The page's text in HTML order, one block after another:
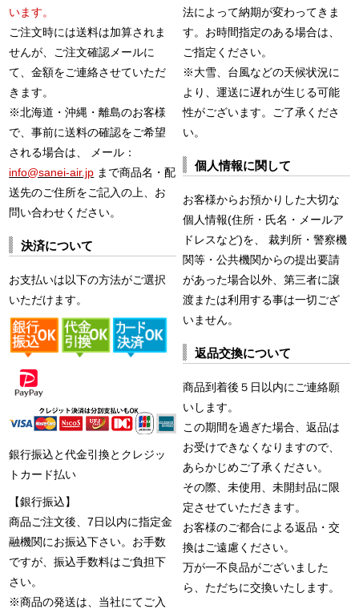
います。
ご注文時には送料は加算されま
せんが、ご注文確認メールに
て、金額をご連絡させていただ
きます。
※北海道・沖縄・離島のお客様
で、事前に送料の確認をご希望
される場合は、 メール：
info@sanei-air.jp まで商品名・配
送先のご住所をご記入の上、お
問い合わせください。
決済について
お支払いは以下の方法がご選択
いただけます。
銀行振込と代金引換とクレジッ
トカード払い
【銀行振込】
商品ご注文後、7日以内に指定金
融機関にお振込下さい。お手数
ですが、振込手数料はご負担下
さい。
※商品の発送は、当社にてご入
法によって納期が変わってきま
す。お時間指定のある場合は、
ご指定ください。
※大雪、台風などの天候状況に
より、運送に遅れが生じる可能
性がございます。ご了承くださ
い。
個人情報に関して
お客様からお預かりした大切な
個人情報(住所・氏名・メールア
ドレスなど)を、 裁判所・警察機
関等・公共機関からの提出要請
があった場合以外、第三者に譲
渡または利用する事は一切ござ
いません。
返品交換について
商品到着後５日以内にご連絡願
いします。
この期間を過ぎた場合、返品は
お受けできなくなりますので、
あらかじめご了承ください。
その際、未使用、未開封品に限
定させていただきます。
お客様のご都合による返品・交
換はご遠慮ください。
万が一不良品がございました
ら、ただちに交換いたします。